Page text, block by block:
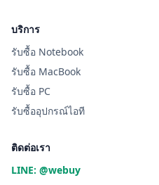
บริการ
รับซื้อ Notebook
รับซื้อ MacBook
รับซื้อ PC
รับซื้ออุปกรณ์ไอที
ติดต่อเรา
LINE: @webuy